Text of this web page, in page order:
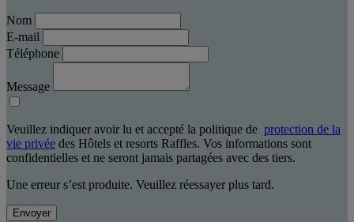
Nom
E-mail
Téléphone
Message
Veuillez indiquer avoir lu et accepté la politique de protection de la
vie privée des Hôtels et resorts Raffles. Vos informations sont
confidentielles et ne seront jamais partagées avec des tiers.
Une erreur s’est produite. Veuillez réessayer plus tard.
Envoyer